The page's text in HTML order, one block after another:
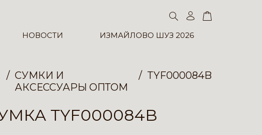
НОВОСТИ ИЗМАЙЛОВО ШУЗ 2026
СУМКИ И
АКСЕССУАРЫ ОПТОМ
TYF000084B
TYF000084B